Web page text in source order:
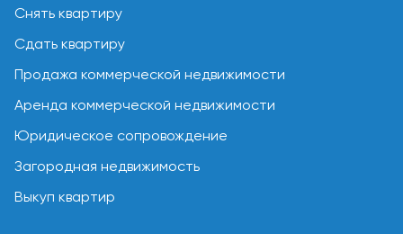
Снять квартиру
Сдать квартиру
Продажа коммерческой недвижимости
Аренда коммерческой недвижимости
Юридическое сопровождение
Загородная недвижимость
Выкуп квартир